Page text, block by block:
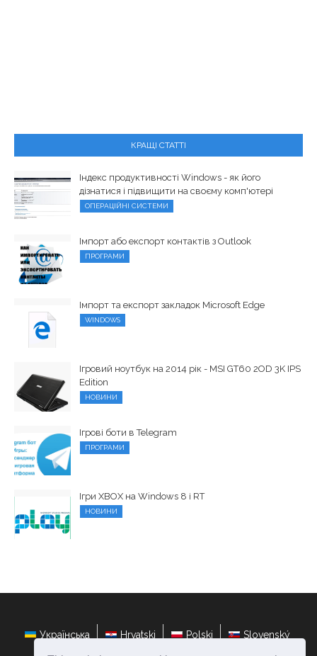
КРАЩІ СТАТТІ
Індекс продуктивності Windows - як його
дізнатися і підвищити на своєму комп'ютері
ОПЕРАЦІЙНІ СИСТЕМИ
Імпорт або експорт контактів з Outlook
ПРОГРАМИ
Імпорт та експорт закладок Microsoft Edge
WINDOWS
Ігровий ноутбук на 2014 рік - MSI GT60 2OD 3K IPS
Edition
НОВИНИ
Ігрові боти в Telegram
ПРОГРАМИ
Ігри XBOX на Windows 8 і RT
НОВИНИ
Українська Hrvatski Polski Slovenský